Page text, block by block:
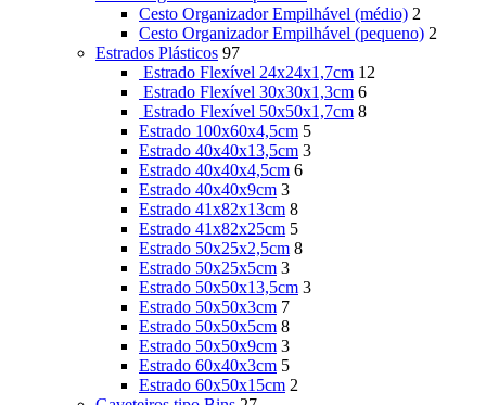
Cesto Organizador Empilhável (médio) 2
Cesto Organizador Empilhável (pequeno) 2
Estrados Plásticos 97
Estrado Flexível 24x24x1,7cm 12
Estrado Flexível 30x30x1,3cm 6
Estrado Flexível 50x50x1,7cm 8
Estrado 100x60x4,5cm 5
Estrado 40x40x13,5cm 3
Estrado 40x40x4,5cm 6
Estrado 40x40x9cm 3
Estrado 41x82x13cm 8
Estrado 41x82x25cm 5
Estrado 50x25x2,5cm 8
Estrado 50x25x5cm 3
Estrado 50x50x13,5cm 3
Estrado 50x50x3cm 7
Estrado 50x50x5cm 8
Estrado 50x50x9cm 3
Estrado 60x40x3cm 5
Estrado 60x50x15cm 2